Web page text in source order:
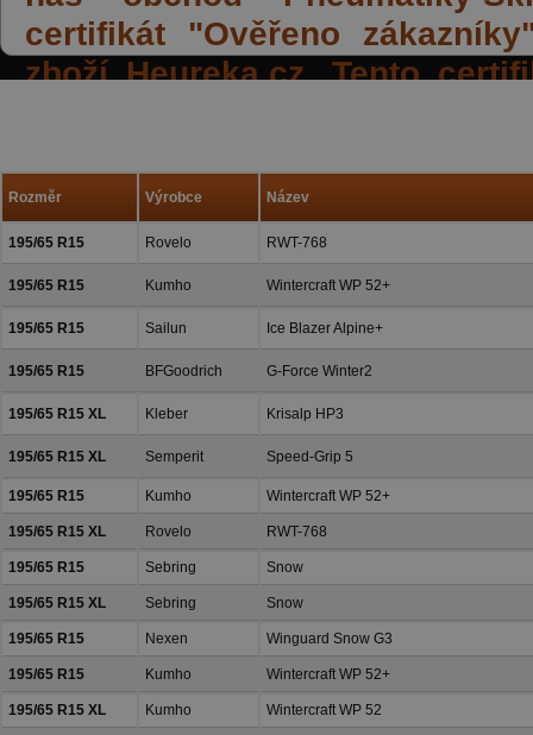
certifikát "Ověřeno
zboží Heureka.cz. Tento
Rozměr Výrobce Název
195/65 R15 Rovelo RWT-768
195/65 R15 Kumho Wintercraft WP 52+
195/65 R15 Sailun Ice Blazer Alpine+
195/65 R15 BFGoodrich G-Force Winter2
195/65 R15 XL Kleber Krisalp HP3
195/65 R15 XL Semperit Speed-Grip 5
195/65 R15 Kumho Wintercraft WP 52+
195/65 R15 XL Rovelo RWT-768
195/65 R15 Sebring Snow
195/65 R15 XL Sebring Snow
195/65 R15 Nexen Winguard Snow G3
195/65 R15 Kumho Wintercraft WP 52+
195/65 R15 XL Kumho Wintercraft WP 52